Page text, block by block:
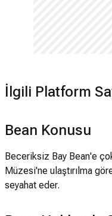
İlgili Platform
Bean Konusu
Beceriksiz Bay Bean'e
Müzesi'ne ulaştırılma
seyahat eder.